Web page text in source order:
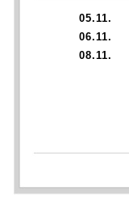
05.11.
06.11.
08.11.